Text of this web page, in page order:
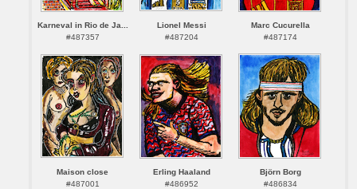
Karneval in Rio de Ja...
#487357
Lionel Messi
#487204
Marc Cucurella
#487174
Maison close
#487001
Erling Haaland
#486952
Björn Borg
#486834